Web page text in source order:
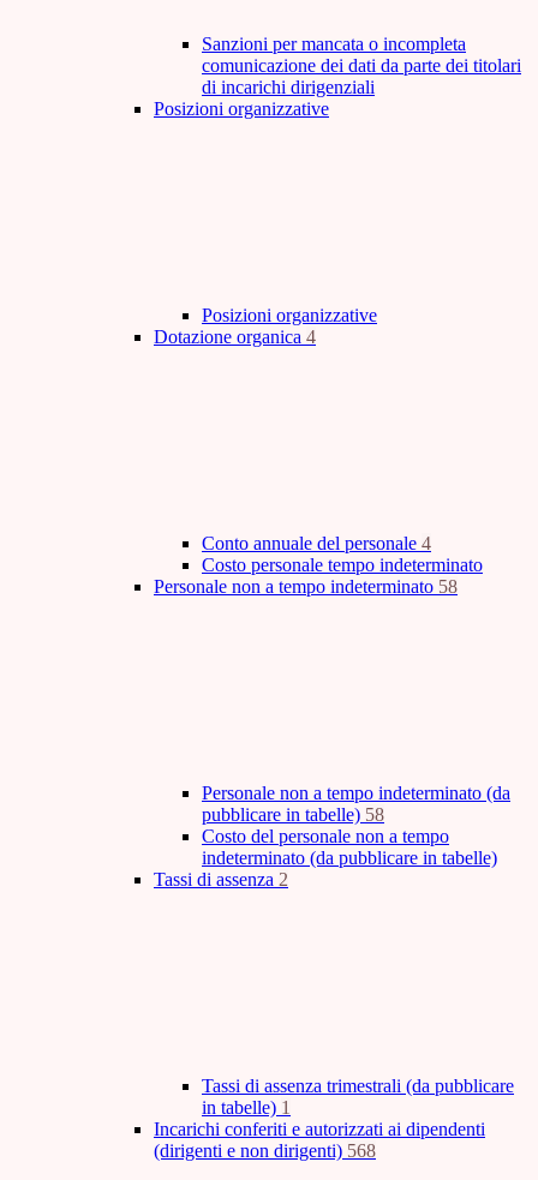
Sanzioni per mancata o incompleta
comunicazione dei dati da parte dei titolari
di incarichi dirigenziali
Posizioni organizzative
Posizioni organizzative
Dotazione organica 4
Conto annuale del personale 4
Costo personale tempo indeterminato
Personale non a tempo indeterminato 58
Personale non a tempo indeterminato (da
pubblicare in tabelle) 58
Costo del personale non a tempo
indeterminato (da pubblicare in tabelle)
Tassi di assenza 2
Tassi di assenza trimestrali (da pubblicare
in tabelle) 1
Incarichi conferiti e autorizzati ai dipendenti
(dirigenti e non dirigenti) 568